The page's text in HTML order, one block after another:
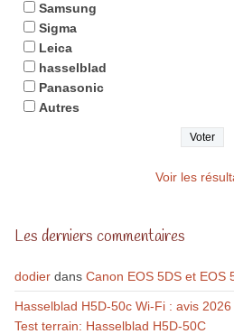
Samsung
Sigma
Leica
hasselblad
Panasonic
Autres
Voir les
Les derniers commentaires
dodierdans Canon EOS 5DS et EOS
Hasselblad H5D-50c Wi-Fi : avis
Test terrain: Hasselblad H5D-50C